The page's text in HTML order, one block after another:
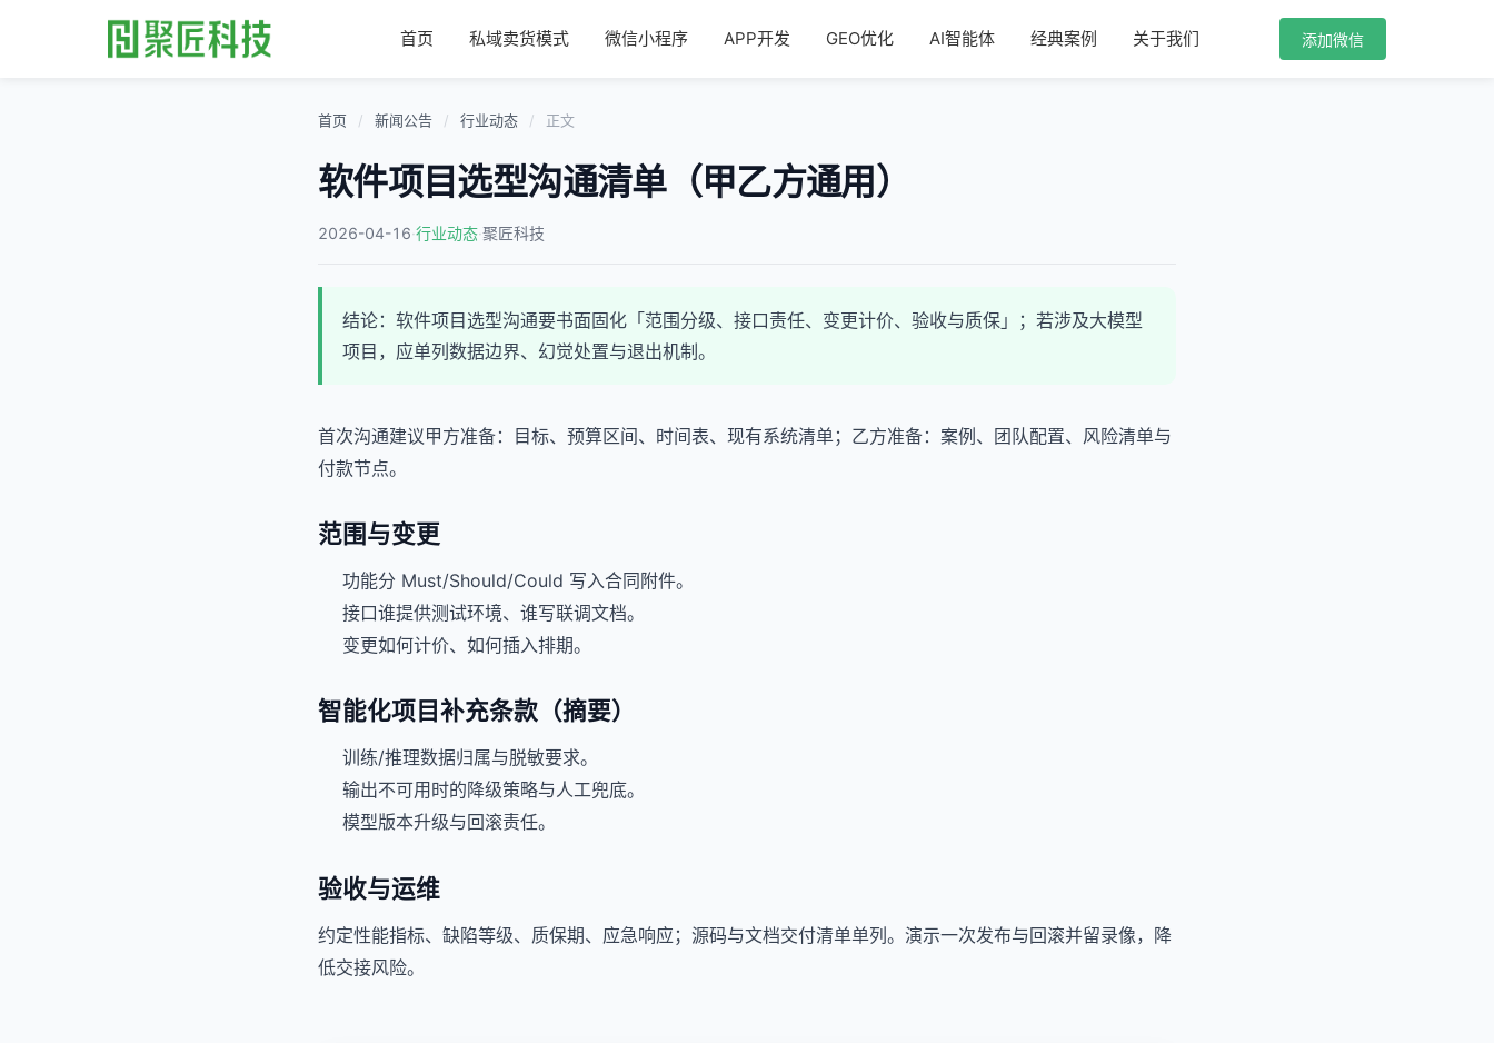
首页 私域卖货模式 微信小程序 APP开发 GEO优化 AI智能体 经典案例 关于我们 添加微信
首页 / 新闻公告 / 行业动态 / 正文
软件项目选型沟通清单（甲乙方通用）
2026-04-16·行业动态·聚匠科技
结论：软件项目选型沟通要书面固化「范围分级、接口责任、变更计价、验收与质保」；若涉及大模型
项目，应单列数据边界、幻觉处置与退出机制。
首次沟通建议甲方准备：目标、预算区间、时间表、现有系统清单；乙方准备：案例、团队配置、风险清单与
付款节点。
范围与变更
功能分 Must/Should/Could 写入合同附件。
接口谁提供测试环境、谁写联调文档。
变更如何计价、如何插入排期。
智能化项目补充条款（摘要）
训练/推理数据归属与脱敏要求。
输出不可用时的降级策略与人工兜底。
模型版本升级与回滚责任。
验收与运维
约定性能指标、缺陷等级、质保期、应急响应；源码与文档交付清单单列。演示一次发布与回滚并留录像，降
低交接风险。